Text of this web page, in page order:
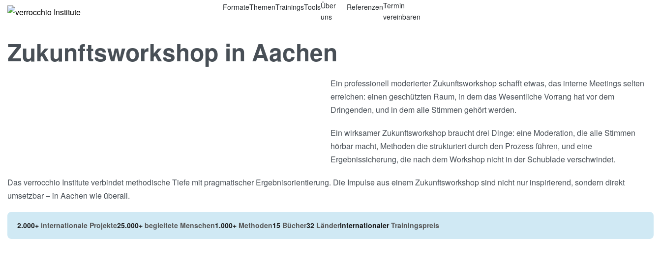
FormateThemenTrainingsToolsÜber
uns
ReferenzenTermin
vereinbaren
Zukunftsworkshop in Aachen
Ein professionell moderierter Zukunftsworkshop schafft etwas, das interne Meetings selten
erreichen: einen geschützten Raum, in dem das Wesentliche Vorrang hat vor dem
Dringenden, und in dem alle Stimmen gehört werden.
Ein wirksamer Zukunftsworkshop braucht drei Dinge: eine Moderation, die alle Stimmen
hörbar macht, Methoden die strukturiert durch den Prozess führen, und eine
Ergebnissicherung, die nach dem Workshop nicht in der Schublade verschwindet.
Das verrocchio Institute verbindet methodische Tiefe mit pragmatischer Ergebnisorientierung. Die Impulse aus einem Zukunftsworkshop sind nicht nur inspirierend, sondern direkt
umsetzbar – in Aachen wie überall.
2.000+ internationale Projekte25.000+ begleitete Menschen1.000+ Methoden15 Bücher32 LänderInternationalerTrainingspreis